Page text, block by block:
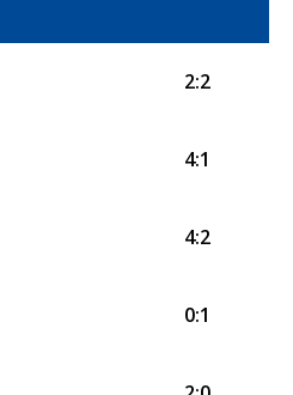
2:2
4:1
4:2
0:1